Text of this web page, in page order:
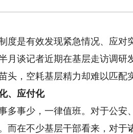
是有效发现紧急情况、应对
月谈记者近期在基层走访调研
头，空耗基层精力却难以匹配
、应付化
少，一律值班。对于公安、
而在不少基层干部看来，对